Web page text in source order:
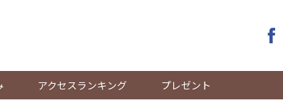
アクセスランキング プレゼント